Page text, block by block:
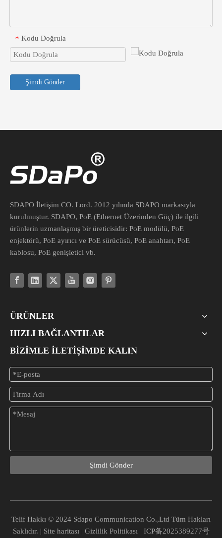
* Kodu Doğrula
Şimdi Gönder
SDAPO İletişim CO. Lord. 2012 yılında SDAPO markasıyla
kurulmuştur. SDAPO, PoE (Ethernet Üzerinden Güç) ile ilgili
ürünlerin uzmanlaşmış bir üreticisidir: PoE modülü, PoE
enjektörü, PoE ayırıcı ve PoE sürücüsü, PoE anahtarı, PoE
kablosu, PoE genişletici vb.
ÜRÜNLER
HIZLI BAĞLANTILAR
BİZİMLE İLETİŞİMDE KALIN
Şimdi Gönder
Telif Hakkı © 2024 Sdapo Communication Co.,Ltd Tüm Hakları
Saklıdır. | Site haritası| Gizlilik Politikası ICP备2025389277号